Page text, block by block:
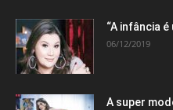
“A infância
06/12/2019
A super